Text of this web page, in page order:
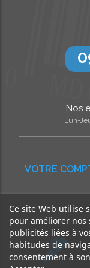
VOTRE
Nos
Lun-
Ce site Web utilise
pour améliorer nos
publicités liées à
habitudes de
consentement à